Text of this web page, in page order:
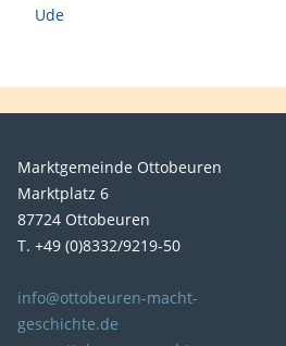
Ude
Marktgemeinde Ottobeuren
Marktplatz 6
87724 Ottobeuren
T. +49 (0)8332/9219-50
info@ottobeuren-macht-
geschichte.de